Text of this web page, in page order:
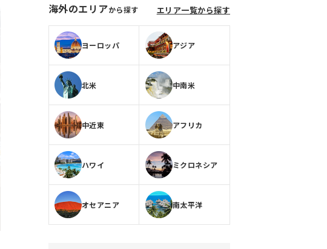
海外のエリアから探す エリア一覧から探す
ヨーロッパ アジア
北米 中南米
中近東 アフリカ
ハワイ ミクロネシア
オセアニア 南太平洋